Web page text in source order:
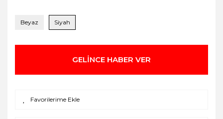
Beyaz Siyah
GELİNCE HABER VER